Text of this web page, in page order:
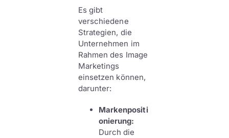
Es gibt
verschiedene
Strategien, die
Unternehmen im
Rahmen des Image
Marketings
einsetzen können,
darunter:
Markenpositi
onierung:
Durch die